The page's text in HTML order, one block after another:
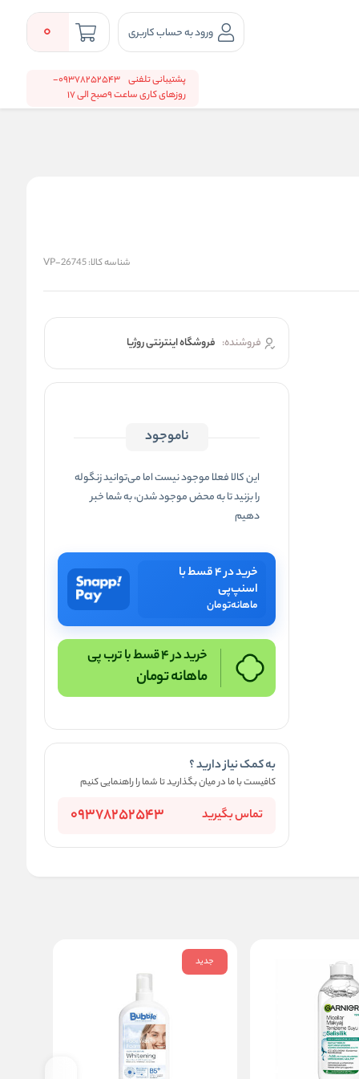
ورود به حساب کاربری 0
پشتیبانی تلفنی
09378252543-
روزهای کاری ساعت 9صبح الی 17
شناسه کالا:VP-26745
فروشنده: فروشگاه اینترنتی روژیا
ناموجود
این کالا فعلا موجود نیست اما می‌توانید زنگوله
را بزنید تا به محض موجود شدن، به شما خبر
دهیم
خرید در ۴ قسط با
اسنپ‌پی
ماهانهتومان
خرید در 4 قسط با ترب پی
ماهانهتومان
به کمک نیاز دارید ؟
کافیست با ما در میان بگذارید تا شما را راهنمایی کنیم
تماس بگیرید 09378252543
جدید